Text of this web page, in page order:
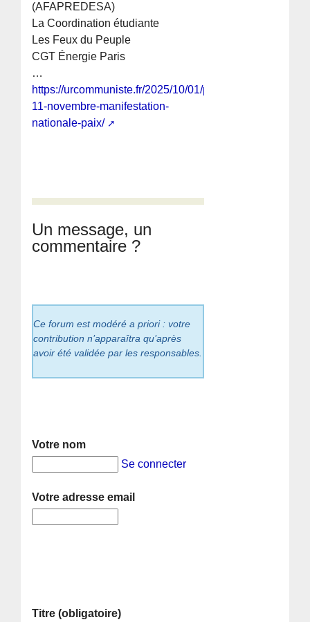
(AFAPREDESA)
La Coordination étudiante
Les Feux du Peuple
CGT Énergie Paris
…
https://urcommuniste.fr/2025/10/01/paris-
11-novembre-manifestation-
nationale-paix/
Un message, un
commentaire ?
Ce forum est modéré a priori : votre
contribution n’apparaîtra qu’après
avoir été validée par les responsables.
Votre nom
Se connecter
Votre adresse email
Titre (obligatoire)